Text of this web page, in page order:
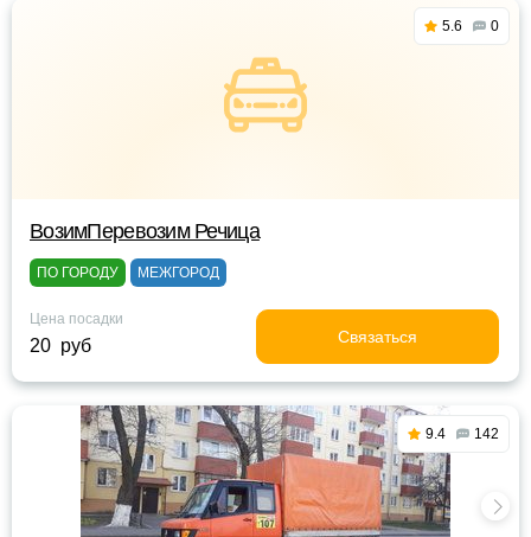
5.6 0
ВозимПеревозим Речица
ПО ГОРОДУ МЕЖГОРОД
Цена посадки
20 руб Связаться
9.4 142